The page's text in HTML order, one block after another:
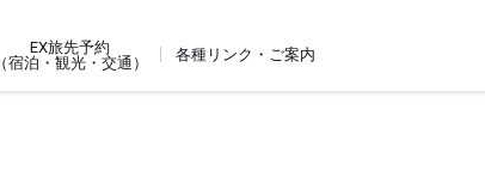
EX旅先予約
（宿泊・観光・交通）
各種リンク・ご案内